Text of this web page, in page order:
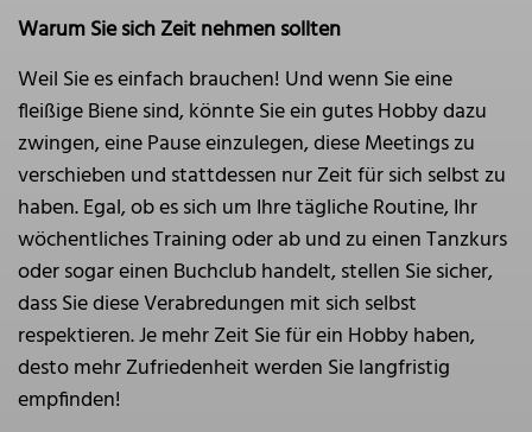
Warum Sie sich Zeit nehmen sollten
Weil Sie es einfach brauchen! Und wenn Sie eine
fleißige Biene sind, könnte Sie ein gutes Hobby dazu
zwingen, eine Pause einzulegen, diese Meetings zu
verschieben und stattdessen nur Zeit für sich selbst zu
haben. Egal, ob es sich um Ihre tägliche Routine, Ihr
wöchentliches Training oder ab und zu einen Tanzkurs
oder sogar einen Buchclub handelt, stellen Sie sicher,
dass Sie diese Verabredungen mit sich selbst
respektieren. Je mehr Zeit Sie für ein Hobby haben,
desto mehr Zufriedenheit werden Sie langfristig
empfinden!